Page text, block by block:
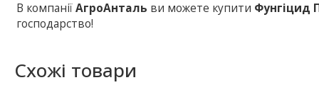
В компаніїАгроАнталь ви можете купити Фунгіцид
господарство!
Схожі товари